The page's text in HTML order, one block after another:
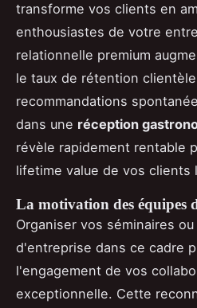
transforme vos clients en
enthousiastes de votre
relationnelle premium
le taux de rétention
recommandations
dans une réception
révèle rapidement rentable
lifetime value de vos clients
La motivation des équipes
Organiser vos séminaires
d'entreprise dans ce cadre
l'engagement de vos
exceptionnelle. Cette